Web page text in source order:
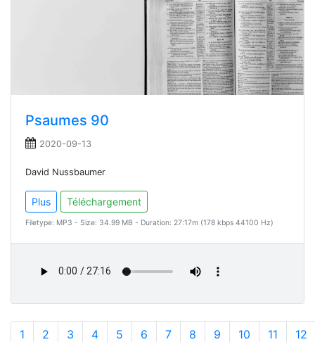
Psaumes 90
2020-09-13
David Nussbaumer
Plus Téléchargement
Filetype: MP3 - Size: 34.99 MB - Duration: 27:17m (178 kbps 44100 Hz)
1 2 3 4 5 6 7 8 9 10 11 12